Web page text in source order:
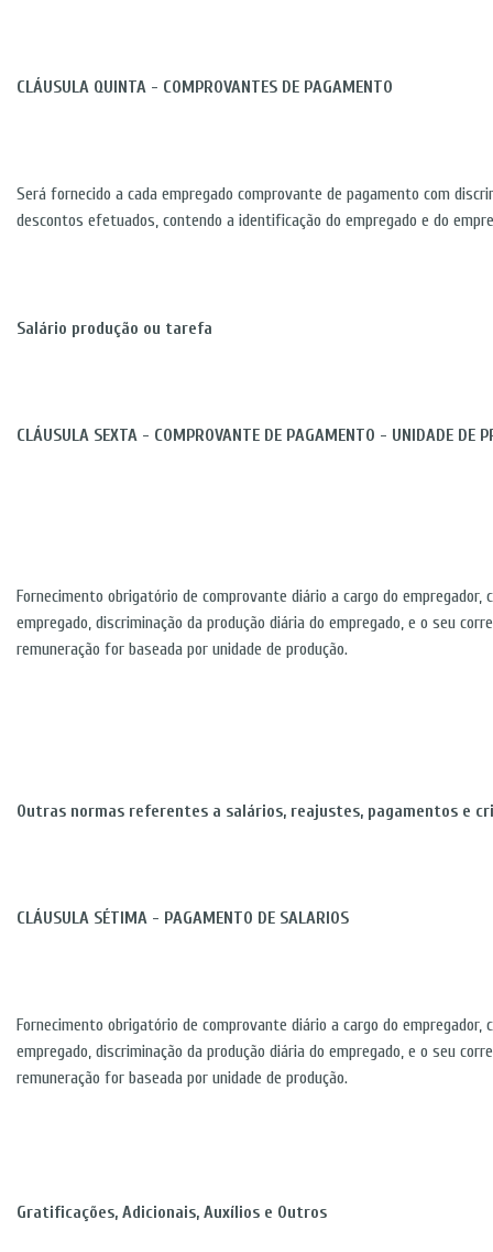
CLÁUSULA QUINTA - COMPROVANTES DE PAGAMENTO
Será fornecido a cada empregado comprovante de pagamento com
descontos efetuados, contendo a identificação do empregado e do
Salário produção ou tarefa
CLÁUSULA SEXTA - COMPROVANTE DE PAGAMENTO - UNIDADE DE
Fornecimento obrigatório de comprovante diário a cargo do empregador,
empregado, discriminação da produção diária do empregado, e o seu
remuneração for baseada por unidade de produção.
Outras normas referentes a salários, reajustes, pagamentos e
CLÁUSULA SÉTIMA - PAGAMENTO DE SALARIOS
Fornecimento obrigatório de comprovante diário a cargo do empregador,
empregado, discriminação da produção diária do empregado, e o seu
remuneração for baseada por unidade de produção.
Gratificações, Adicionais, Auxílios e Outros